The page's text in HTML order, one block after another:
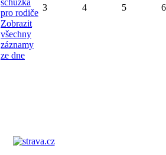
schůzka
pro rodiče
Zobrazit
všechny
záznamy
ze dne
3 4 5 6